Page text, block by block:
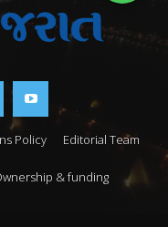
Policy Editorial Team
& funding